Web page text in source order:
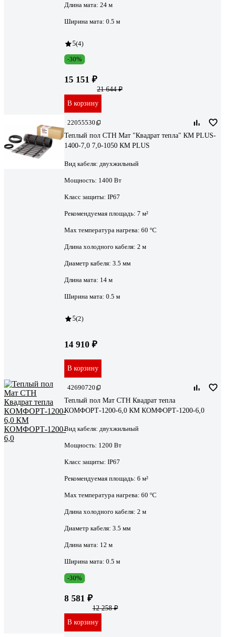
Длина мата: 24 м
Ширина мата: 0.5 м
5(4)
-30%
15 151 ₽
21 644 ₽
В корзину
22055530
Теплый пол СТН Мат "Квадрат тепла" КМ PLUS-
1400-7,0 7,0-1050 КМ PLUS
Вид кабеля: двухжильный
Мощность: 1400 Вт
Класс защиты: IP67
Рекомендуемая площадь: 7 м²
Max температура нагрева: 60 °С
Длина холодного кабеля: 2 м
Диаметр кабеля: 3.5 мм
Длина мата: 14 м
Ширина мата: 0.5 м
5(2)
14 910 ₽
В корзину
42690720
Теплый пол Мат СТН Квадрат тепла
КОМФОРТ-1200-6,0 КМ КОМФОРТ-1200-6,0
Вид кабеля: двухжильный
Мощность: 1200 Вт
Класс защиты: IP67
Рекомендуемая площадь: 6 м²
Max температура нагрева: 60 °С
Длина холодного кабеля: 2 м
Диаметр кабеля: 3.5 мм
Длина мата: 12 м
Ширина мата: 0.5 м
-30%
8 581 ₽
12 258 ₽
В корзину